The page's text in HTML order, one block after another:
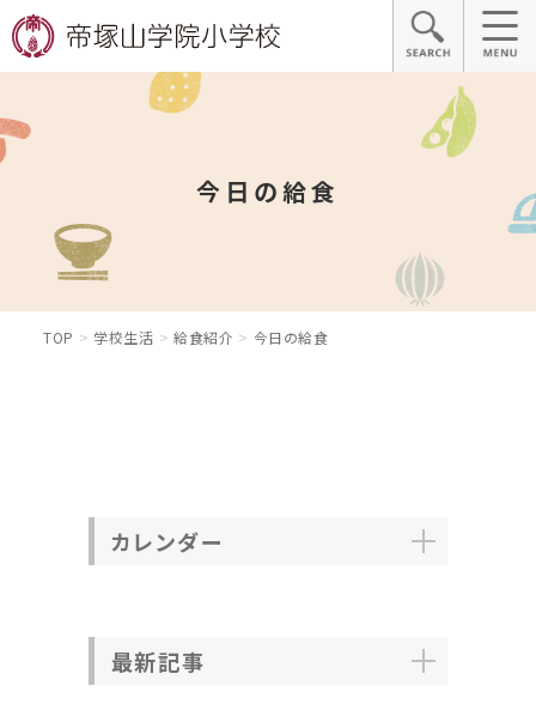
今日の給食
TOP 学校生活 給食紹介 今日の給食
カレンダー
最新記事